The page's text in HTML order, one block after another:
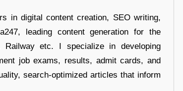
in digital content creation, SEO writing,
leading content generation for the
etc. I specialize in developing
job exams, results, admit cards, and
search-optimized articles that inform